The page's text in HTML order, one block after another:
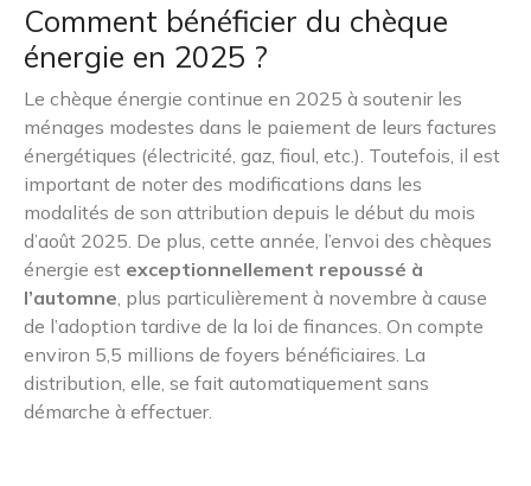
Comment bénéficier du chèque
énergie en 2025 ?
Le chèque énergie continue en 2025 à soutenir les
ménages modestes dans le paiement de leurs factures
énergétiques (électricité, gaz, fioul, etc.). Toutefois, il est
important de noter des modifications dans les
modalités de son attribution depuis le début du mois
d’août 2025. De plus, cette année, l’envoi des chèques
énergie est exceptionnellement repoussé à
l’automne , plus particulièrement à novembre à cause
de l’adoption tardive de la loi de finances. On compte
environ 5,5 millions de foyers bénéficiaires. La
distribution, elle, se fait automatiquement sans
démarche à effectuer.